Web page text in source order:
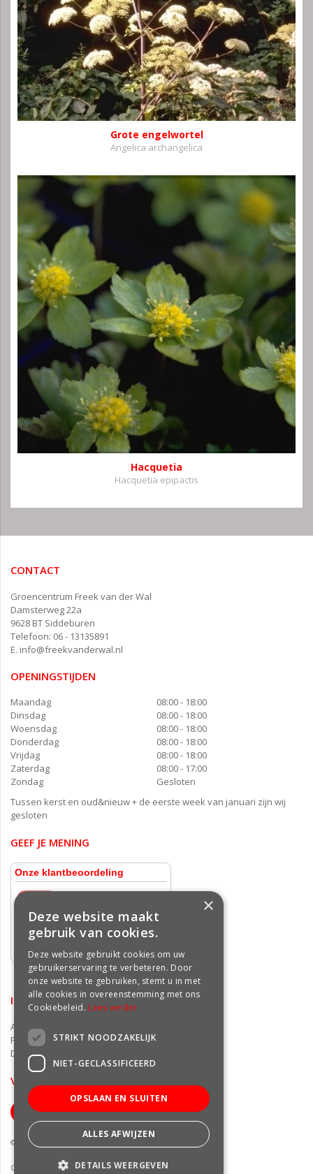
Grote engelwortel
Angelica archangelica
Hacquetia
Hacquetia epipactis
CONTACT
Groencentrum Freek van der Wal
Damsterweg 22a
9628 BT Siddeburen
Telefoon: 06 - 13135891
E. info@freekvanderwal.nl
OPENINGSTIJDEN
Maandag
08:00 - 18:00
Dinsdag
08:00 - 18:00
Woensdag
08:00 - 18:00
Donderdag
08:00 - 18:00
Vrijdag
08:00 - 18:00
Zaterdag
08:00 - 17:00
Zondag
Gesloten
Tussen kerst en oud&nieuw + de eerste week van januari zijn wij
gesloten
GEEF JE MENING
INFORMATIE
Algemene voorwaarden
Privacy statement
Disclaimer
VOLG ONS OP FACEBOOK
© Groencentrum Freek van der Wal
Green Solutions |Tuincentrum Overzicht
×
Deze website maakt
gebruik van cookies.
Deze website gebruikt cookies om uw
gebruikerservaring te verbeteren. Door
onze website te gebruiken, stemt u in met
alle cookies in overeenstemming met ons
Cookiebeleid. Lees verder
STRIKT NOODZAKELIJK
NIET-GECLASSIFICEERD
OPSLAAN EN SLUITEN
ALLES AFWIJZEN
DETAILS WEERGEVEN